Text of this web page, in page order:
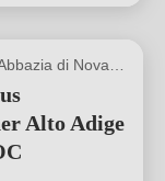
Alto Adige